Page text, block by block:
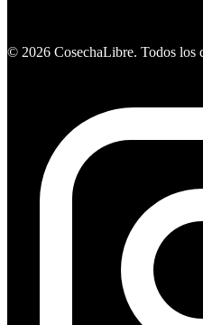
© 2026 CosechaLibre. Todos los